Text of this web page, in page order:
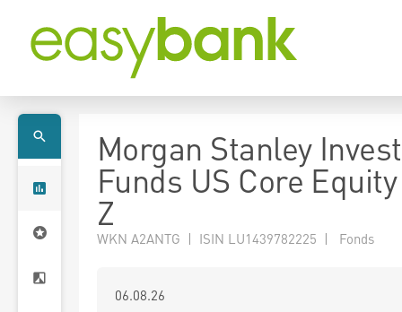
Morgan Stanley
Funds US Core
Z
WKN A2ANTG | ISIN LU1439782225 | Fonds
06.08.26